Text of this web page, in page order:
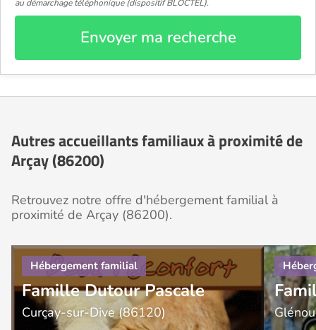
au démarchage téléphonique (dispositif BLOCTEL).
Envoyer ma recherche
Autres accueillants familiaux à proximité de
Arçay (86200)
Retrouvez notre offre d'hébergement familial à
proximité de Arçay (86200).
Famille Dutour Pascale
Curçay-sur-Dive (86120)